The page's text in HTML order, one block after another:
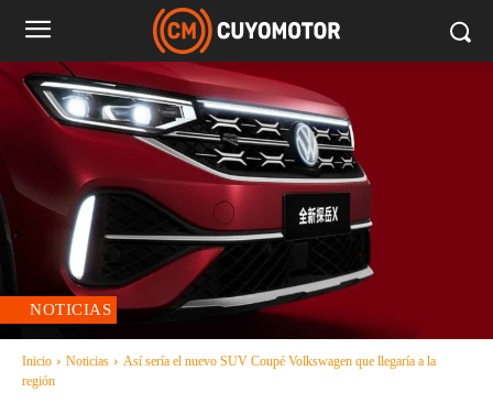
NOTICIAS
Inicio Noticias
Así sería el nuevo SUV Coupé Volkswagen que llegaría a la
región